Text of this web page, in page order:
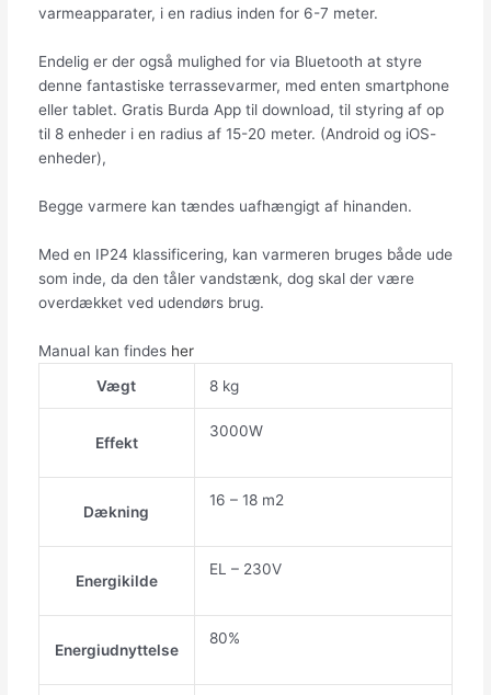
varmeapparater, i en radius inden for 6-7 meter.
Endelig er der også mulighed for via Bluetooth at styre
denne fantastiske terrassevarmer, med enten smartphone
eller tablet. Gratis Burda App til download, til styring af op
til 8 enheder i en radius af 15-20 meter. (Android og iOS-
enheder),
Begge varmere kan tændes uafhængigt af hinanden.
Med en IP24 klassificering, kan varmeren bruges både ude
som inde, da den tåler vandstænk, dog skal der være
overdækket ved udendørs brug.
Manual kan findes her
Vægt
8 kg
Effekt
3000W
Dækning
16 – 18 m2
Energikilde
EL – 230V
Energiudnyttelse
80%